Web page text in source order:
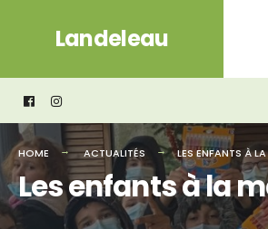
Landeleau
HOME ACTUALITÉS LES ENFANTS À
Les enfants à la
for: